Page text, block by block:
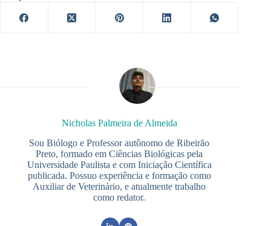
Nicholas Palmeira de Almeida
Sou Biólogo e Professor autônomo de Ribeirão
Preto, formado em Ciências Biológicas pela
Universidade Paulista e com Iniciação Científica
publicada. Possuo experiência e formação como
Auxiliar de Veterinário, e atualmente trabalho
como redator.